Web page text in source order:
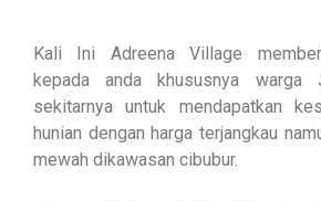
Kali Ini Adreena Village
kepada anda khususnya warga
sekitarnya untuk mendapatkan
hunian dengan harga terjangkau
mewah dikawasan cibubur.